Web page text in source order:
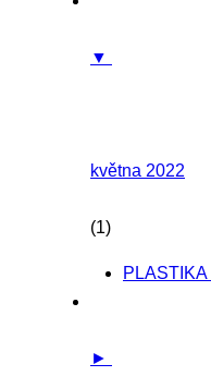
▼
května 2022
(1)
►